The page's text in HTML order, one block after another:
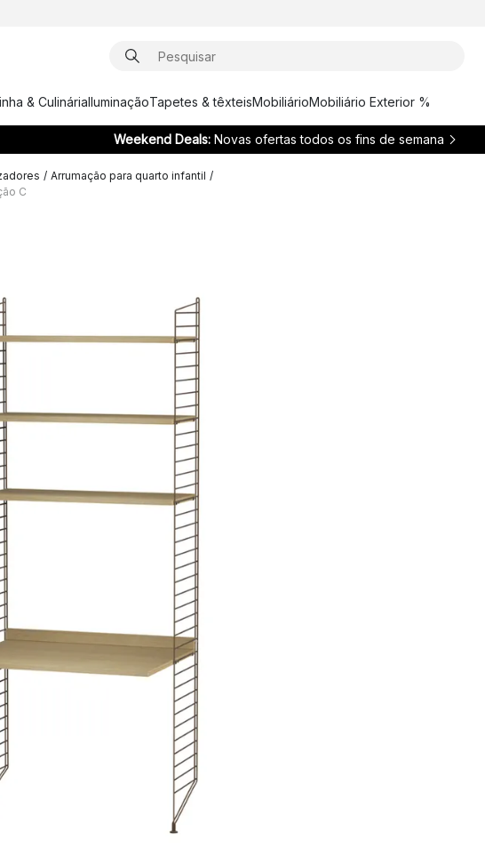
& CulináriaIluminaçãoTapetes & têxteisMobiliárioMobiliário Exterior %
Weekend Deals: Novas ofertas todos os fins de semana
/ Arrumação para quarto infantil /
C